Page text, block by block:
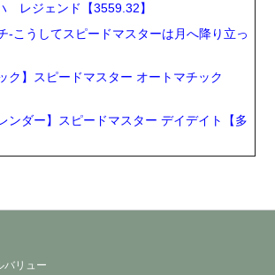
レジェンド【3559.32】
-こうしてスピードマスターは月へ降り立っ
ク】スピードマスター オートマチック
ンダー】スピードマスター デイデイト【多
バリュー